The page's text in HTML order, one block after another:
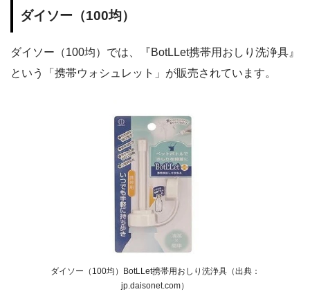
ダイソー（100均）
ダイソー（100均）では、『BotLLet携帯用おしり洗浄具』
という「携帯ウォシュレット」が販売されています。
ダイソー（100均）BotLLet携帯用おしり洗浄具（出典：
jp.daisonet.com）